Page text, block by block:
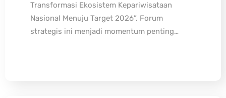
Transformasi Ekosistem Kepariwisataan
Nasional Menuju Target 2026”. Forum
strategis ini menjadi momentum penting…